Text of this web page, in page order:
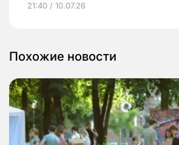
21:40 / 10.07.26
Похожие новости